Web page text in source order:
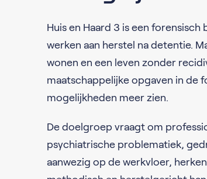
Huis en Haard 3 is een
werken aan herstel na detentie.
wonen en een leven zonder
maatschappelijke opgaven in de
mogelijkheden meer zien.
De doelgroep vraagt om
psychiatrische problematiek,
aanwezig op de werkvloer,